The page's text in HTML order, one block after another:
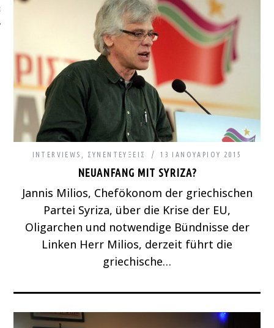
INTERVIEWS ΣΥΝΕΝΤΕΎΞΕΙΣ 13 ΙΑΝΟΥΑΡΊΟΥ 2015
NEUANFANG MIT SYRIZA?
Jannis Milios, Chefökonom der griechischen
Partei Syriza, über die Krise der EU,
Oligarchen und notwendige Bündnisse der
Linken Herr Milios, derzeit führt die
griechische…